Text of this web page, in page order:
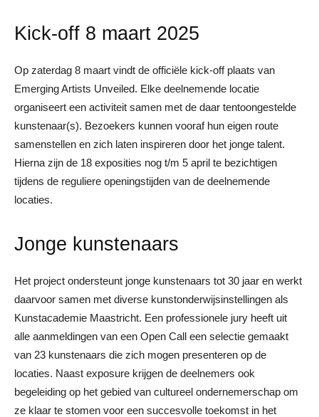
Kick-off 8 maart 2025
Op zaterdag 8 maart vindt de officiële kick-off plaats van
Emerging Artists Unveiled. Elke deelnemende locatie
organiseert een activiteit samen met de daar tentoongestelde
kunstenaar(s). Bezoekers kunnen vooraf hun eigen route
samenstellen en zich laten inspireren door het jonge talent.
Hierna zijn de 18 exposities nog t/m 5 april te bezichtigen
tijdens de reguliere openingstijden van de deelnemende
locaties.
Jonge kunstenaars
Het project ondersteunt jonge kunstenaars tot 30 jaar en werkt
daarvoor samen met diverse kunstonderwijsinstellingen als
Kunstacademie Maastricht. Een professionele jury heeft uit
alle aanmeldingen van een Open Call een selectie gemaakt
van 23 kunstenaars die zich mogen presenteren op de
locaties. Naast exposure krijgen de deelnemers ook
begeleiding op het gebied van cultureel ondernemerschap om
ze klaar te stomen voor een succesvolle toekomst in het